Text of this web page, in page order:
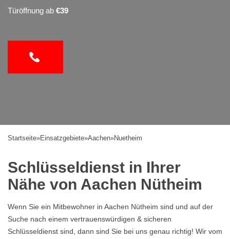
Türöffnung ab €39
Startseite»Einsatzgebiete»Aachen»Nuetheim
Schlüsseldienst in Ihrer
Nähe von Aachen Nütheim
Wenn Sie ein Mitbewohner in Aachen Nütheim sind und auf der
Suche nach einem vertrauenswürdigen & sicheren
Schlüsseldienst sind, dann sind Sie bei uns genau richtig! Wir vom